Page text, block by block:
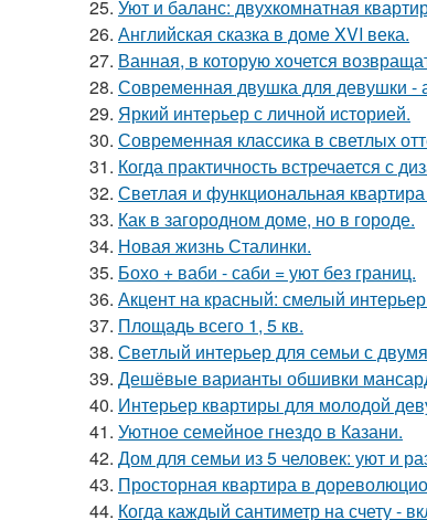
25. Уют и баланс: двухкомнатная
26. Английская сказка в доме XVI века.
27. Ванная, в которую хочется
28. Современная двушка для девушки -
29. Яркий интерьер с личной историей.
30. Современная классика в светлых
31. Когда практичность встречается с
32. Светлая и функциональная
33. Как в загородном доме, но в городе.
34. Новая жизнь Сталинки.
35. Бохо + ваби - саби = уют без границ.
36. Акцент на красный: смелый
37. Площадь всего 1, 5 кв.
38. Светлый интерьер для семьи с
39. Дешёвые варианты обшивки
40. Интерьер квартиры для молодой
41. Уютное семейное гнездо в Казани.
42. Дом для семьи из 5 человек: уют и
43. Просторная квартира в
44. Когда каждый сантиметр на счету -